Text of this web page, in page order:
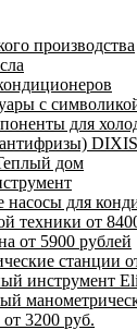
производства
с
для
DIXIS
дом
для
техники от
от 5900 рублей
станции
инструмент
3200 руб.